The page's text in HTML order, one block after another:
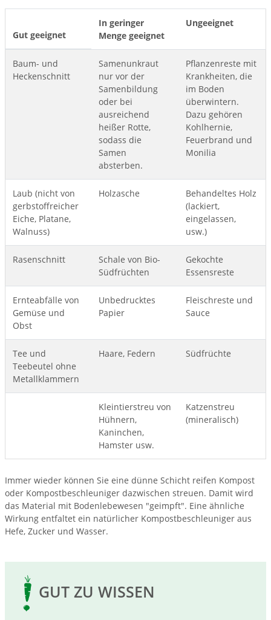
Gut geeignet
In geringer
Menge geeignet
Ungeeignet
Baum- und
Heckenschnitt
Samenunkraut
nur vor der
Samenbildung
oder bei
ausreichend
heißer Rotte,
sodass die
Samen
absterben.
Pflanzenreste mit
Krankheiten, die
im Boden
überwintern.
Dazu gehören
Kohlhernie,
Feuerbrand und
Monilia
Laub (nicht von
gerbstoffreicher
Eiche, Platane,
Walnuss)
Holzasche
Behandeltes Holz
(lackiert,
eingelassen,
usw.)
Rasenschnitt
Schale von Bio-
Südfrüchten
Gekochte
Essensreste
Ernteabfälle von
Gemüse und
Obst
Unbedrucktes
Papier
Fleischreste und
Sauce
Tee und
Teebeutel ohne
Metallklammern
Haare, Federn Südfrüchte
Kleintierstreu von
Hühnern,
Kaninchen,
Hamster usw.
Katzenstreu
(mineralisch)
Immer wieder können Sie eine dünne Schicht reifen Kompost
oder Kompostbeschleuniger dazwischen streuen. Damit wird
das Material mit Bodenlebewesen "geimpft". Eine ähnliche
Wirkung entfaltet ein natürlicher Kompostbeschleuniger aus
Hefe, Zucker und Wasser.
GUT ZU WISSEN